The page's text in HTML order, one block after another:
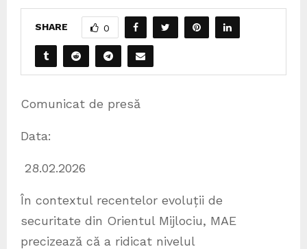
SHARE 0
Comunicat de presă
Data:
28.02.2026
În contextul recentelor evoluții de
securitate din Orientul Mijlociu, MAE
precizează că a ridicat nivelul